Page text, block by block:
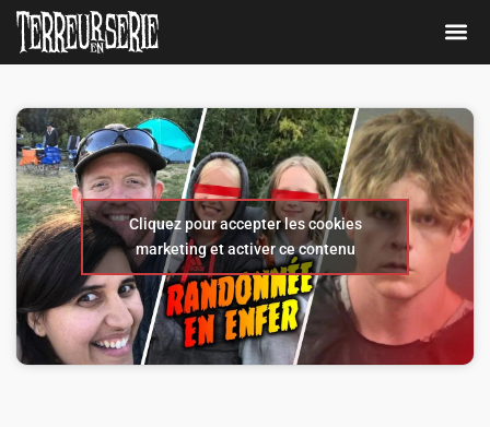
Cliquez pour accepter les cookies
marketing et activer ce contenu